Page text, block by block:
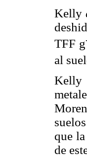
Kelly
TFF g
al
Kelly
que
de